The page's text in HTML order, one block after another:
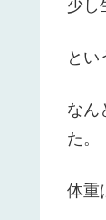
少し
とい
なん
た。
体重